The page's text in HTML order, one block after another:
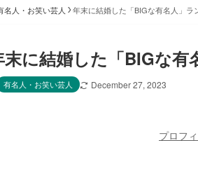
名人・お笑い芸人 年末に結婚した「BIGな有名人」ラ
末に結婚した「BIGな有
有名人・お笑い芸人 December 27, 2023
プロフ